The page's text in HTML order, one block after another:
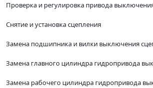
Проверка и регулировка привода
Снятие и установка сцепления
Замена подшипника и вилки выключения
Замена главного цилиндра гидропривода
Замена рабочего цилиндра гидропривода